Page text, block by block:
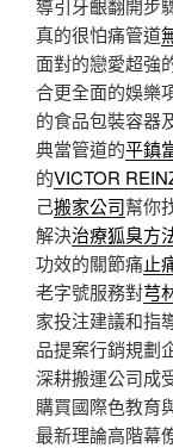
導引牙齦翻開步
真的很怕痛管道
面對的戀愛超強
合更全面的娛樂
的食品包裝容器
典當管道的平鎮
的VICTOR
己搬家公司幫你
解決治療狐臭方
功效的關節痛止
老字號服務對芎
家投注建議和指
品提案行銷規劃
深耕搬運公司成
購買國際色教育
最新理論高階幕